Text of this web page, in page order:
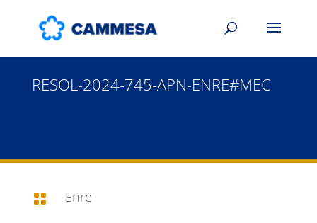
RESOL-2024-745-APN-ENRE#MEC
 Enre